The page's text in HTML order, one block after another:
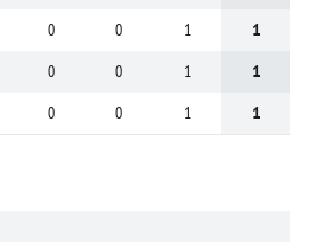
0 0 1 1
0 0 1 1
0 0 1 1